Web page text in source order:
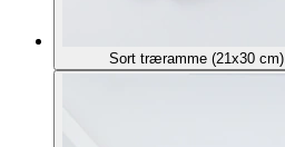
Sort træramme (21x30 cm)